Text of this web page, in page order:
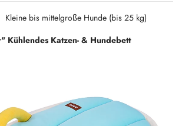
Kleine bis mittelgroße Hunde (bis 25 kg)
Kühlendes Katzen- & Hundebett